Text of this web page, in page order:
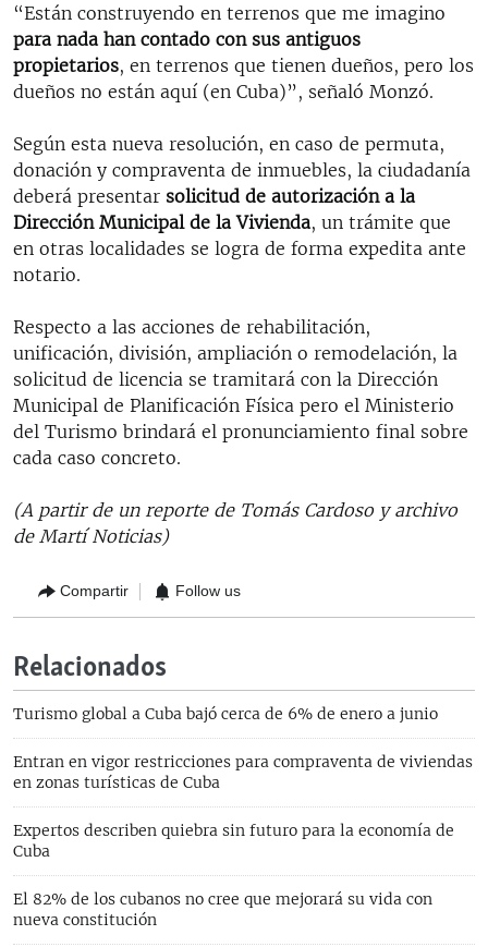
“Están construyendo en terrenos que me imagino
para nada han contado con sus antiguos
propietarios, en terrenos que tienen dueños, pero los
dueños no están aquí (en Cuba)”, señaló Monzó.
Según esta nueva resolución, en caso de permuta,
donación y compraventa de inmuebles, la ciudadanía
deberá presentar solicitud de autorización a la
Dirección Municipal de la Vivienda, un trámite que
en otras localidades se logra de forma expedita ante
notario.
Respecto a las acciones de rehabilitación,
unificación, división, ampliación o remodelación, la
solicitud de licencia se tramitará con la Dirección
Municipal de Planificación Física pero el Ministerio
del Turismo brindará el pronunciamiento final sobre
cada caso concreto.
(A partir de un reporte de Tomás Cardoso y archivo
de Martí Noticias)
Compartir Follow us
Relacionados
Turismo global a Cuba bajó cerca de 6% de enero a junio
Entran en vigor restricciones para compraventa de viviendas
en zonas turísticas de Cuba
Expertos describen quiebra sin futuro para la economía de
Cuba
El 82% de los cubanos no cree que mejorará su vida con
nueva constitución